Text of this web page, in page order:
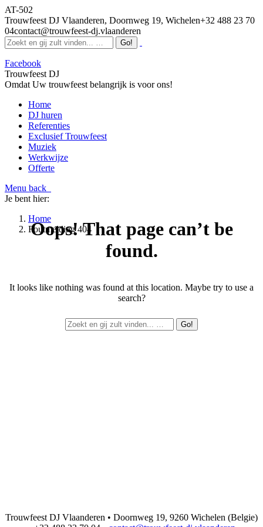
AT-502
Trouwfeest DJ Vlaanderen, Doornweg 19, Wichelen+32 488 23 70
04contact@trouwfeest-dj.vlaanderen
Facebook
Trouwfeest DJ
Omdat Uw trouwfeest belangrijk is voor ons!
Home
DJ huren
Referenties
Exclusief Trouwfeest
Muziek
Werkwijze
Offerte
Menu back
Je bent hier:
Home
Foutmelding 404
Oops! That page can’t be
found.
It looks like nothing was found at this location. Maybe try to use a
search?
Trouwfeest DJ Vlaanderen • Doornweg 19, 9260 Wichelen (Belgie)